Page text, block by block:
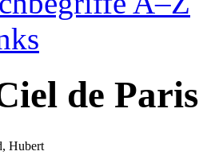
de Paris
Hubert